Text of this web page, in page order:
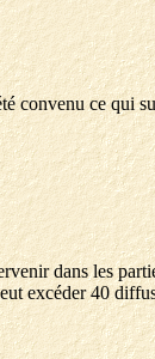
convenu ce qui
dans les
excéder 40